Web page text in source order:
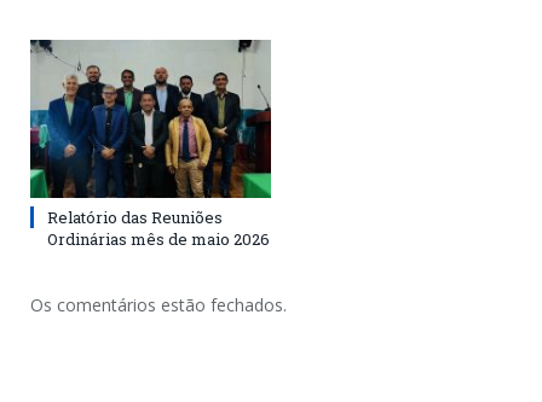
Relatório das Reuniões
Ordinárias mês de maio 2026
Os comentários estão fechados.